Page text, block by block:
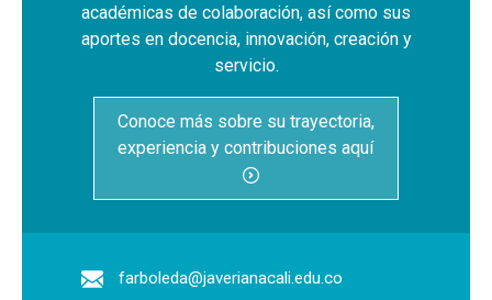
académicas de colaboración, así como sus
aportes en docencia, innovación, creación y
servicio.
Conoce más sobre su trayectoria,
experiencia y contribuciones aquí
farboleda@javerianacali.edu.co